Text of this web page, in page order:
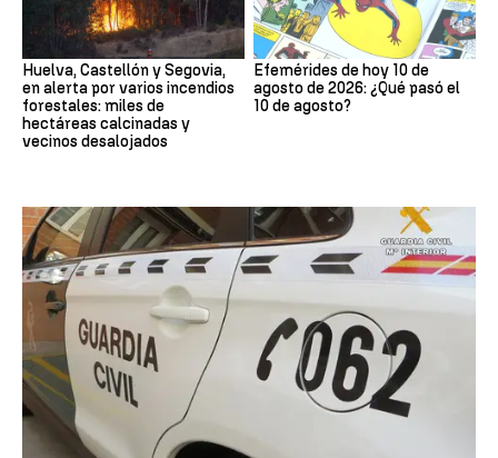
Huelva, Castellón y Segovia,
en alerta por varios incendios
forestales: miles de
hectáreas calcinadas y
vecinos desalojados
Efemérides de hoy 10 de
agosto de 2026: ¿Qué pasó el
10 de agosto?
Robo con violencia